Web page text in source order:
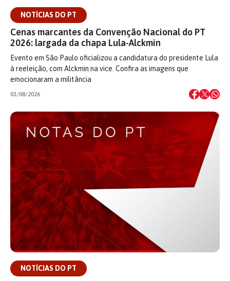
NOTÍCIAS DO PT
Cenas marcantes da Convenção Nacional do PT
2026: largada da chapa Lula-Alckmin
Evento em São Paulo oficializou a candidatura do presidente Lula
à reeleição, com Alckmin na vice. Confira as imagens que
emocionaram a militância
03/08/2026
NOTÍCIAS DO PT